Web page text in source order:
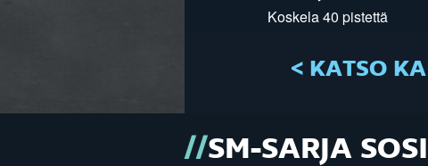
Koskela 40 pistettä
< KATSO
SM-SARJA